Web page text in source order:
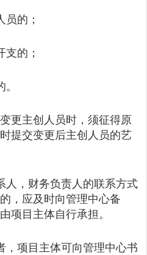
员的；
支的；
更主创人员时，须征得原
提交变更后主创人员的艺
人，财务负责人的联系方式
，应及时向管理中心备
项目主体自行承担。
，项目主体可向管理中心书